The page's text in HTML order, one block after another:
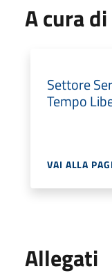
A cura di
Settore
Tempo
VAI ALLA
Allegati